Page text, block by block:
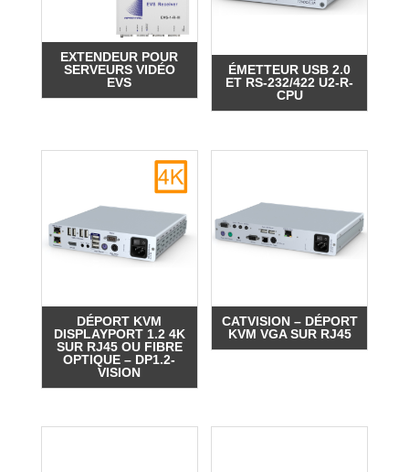
EXTENDEUR POUR
SERVEURS VIDÉO
EVS
ÉMETTEUR USB 2.0
ET RS-232/422 U2-R-
CPU
DÉPORT KVM
DISPLAYPORT 1.2 4K
SUR RJ45 OU FIBRE
OPTIQUE – DP1.2-
VISION
CATVISION – DÉPORT
KVM VGA SUR RJ45